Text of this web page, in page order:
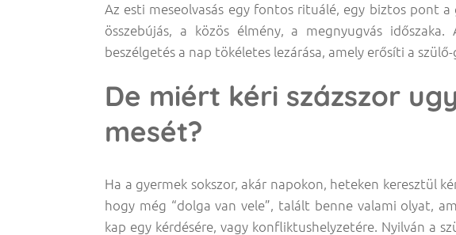
Az esti meseolvasás egy fontos rituálé, egy biztos pont a
összebújás, a közös élmény, a megnyugvás
beszélgetés a nap tökéletes lezárása, amely erősíti a
De miért kéri százszor
mesét?
Ha a gyermek sokszor, akár napokon, heteken keresztül
hogy még “dolga van vele”, talált benne valami olyat,
kap egy kérdésére, vagy konfliktushelyzetére. Nyilván a